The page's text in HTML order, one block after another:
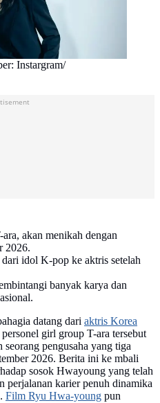
Instargram/
akan menikah dengan
2026.
idol K-pop ke aktris setelah
banyak karya dan
datang dari aktris Korea
girl group T-ara tersebut
pengusaha yang tiga
2026. Berita ini ke mbali
sosok Hwayoung yang telah
perjalanan karier penuh dinamika
Film Ryu Hwa-young pun